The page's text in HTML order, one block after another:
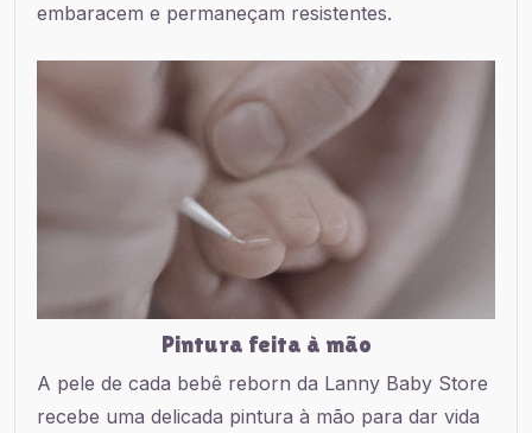
embaracem e permaneçam resistentes.
Pintura feita à mão
A pele de cada bebê reborn da Lanny Baby Store
recebe uma delicada pintura à mão para dar vida